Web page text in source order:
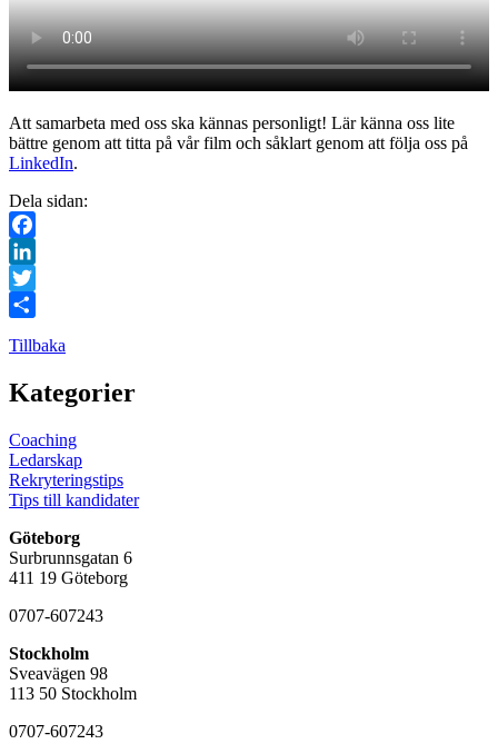
Att samarbeta med oss ska kännas personligt! Lär känna oss lite
bättre genom att titta på vår film och såklart genom att följa oss på
LinkedIn.
Dela sidan:
Facebook
LinkedIn
Twitter
Tillbaka
Kategorier
Coaching
Ledarskap
Rekryteringstips
Tips till kandidater
Göteborg
Surbrunnsgatan 6
411 19 Göteborg
0707-607243
Stockholm
Sveavägen 98
113 50 Stockholm
0707-607243